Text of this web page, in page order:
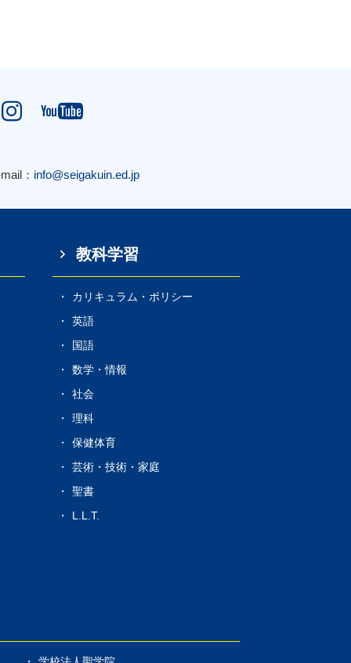
： info@seigakuin.ed.jp
 
教科学習
カリキュラム・ポリシー
英語
国語
数学・情報
社会
理科
保健体育
芸術・技術・家庭
聖書
L.L.T.